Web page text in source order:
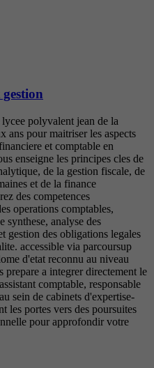
polyvalent jean de la
ans pour maitriser les aspects
et comptable en
enseigne les principes cles de
de la gestion fiscale, de
et de la finance
des competences
operations comptables,
synthese, analyse des
gestion des obligations legales
accessible via parcoursup
d'etat reconnu au niveau
a integrer directement le
comptable, responsable
sein de cabinets d'expertise-
les portes vers des poursuites
pour approfondir votre